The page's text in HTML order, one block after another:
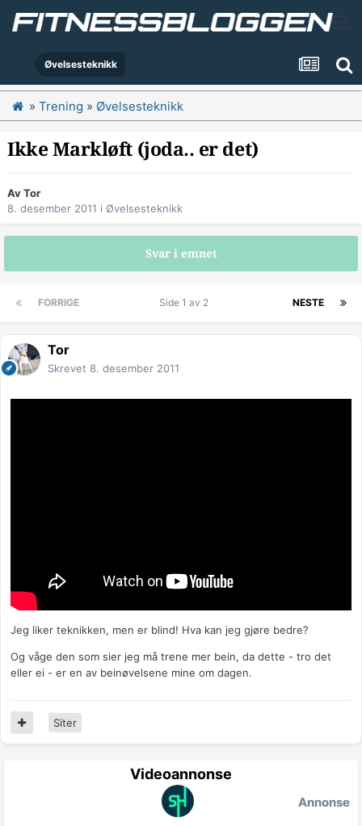
Øvelsesteknikk
» Trening » Øvelsesteknikk
Ikke Markløft (joda.. er det)
AvTor
8. desember 2011 i Øvelsesteknikk
Svar i emnet
FORRIGE NESTE
Side 1 av 2
Tor
Skrevet 8. desember 2011
Jeg liker teknikken, men er blind! Hva kan jeg gjøre bedre?
Og våge den som sier jeg må trene mer bein, da dette - tro det
eller ei - er en av beinøvelsene mine om dagen.
Siter
Videoannonse
Annonse